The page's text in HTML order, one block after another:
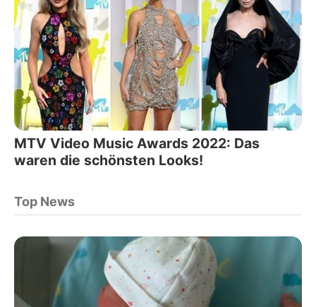
MTV Video Music Awards 2022: Das
waren die schönsten Looks!
Top News